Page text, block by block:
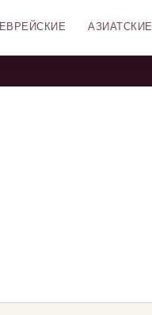
ЕВРЕЙСКИЕ АЗИАТСКИЕ